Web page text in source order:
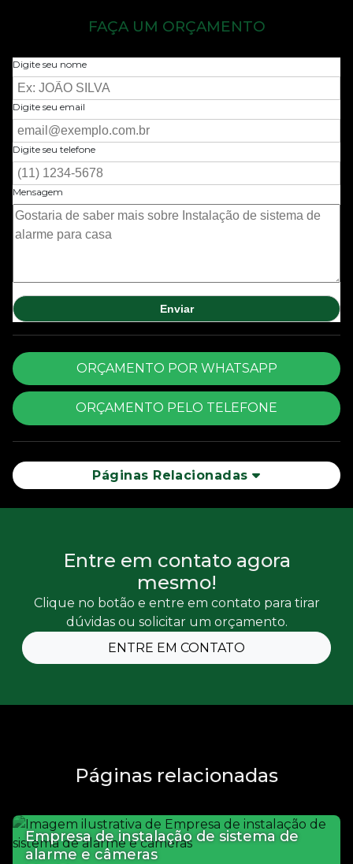
FAÇA UM ORÇAMENTO
Digite seu nome
Digite seu email
Digite seu telefone
Mensagem
ORÇAMENTO POR WHATSAPP
ORÇAMENTO PELO TELEFONE
Páginas Relacionadas
Entre em contato agora
mesmo!
Clique no botão e entre em contato para tirar
dúvidas ou solicitar um orçamento.
ENTRE EM CONTATO
Páginas relacionadas
Empresa de instalação de sistema de
alarme e câmeras